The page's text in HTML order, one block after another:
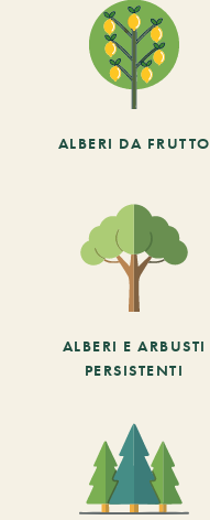
ALBERI DA FRUTTO
ALBERI E ARBUSTI
PERSISTENTI